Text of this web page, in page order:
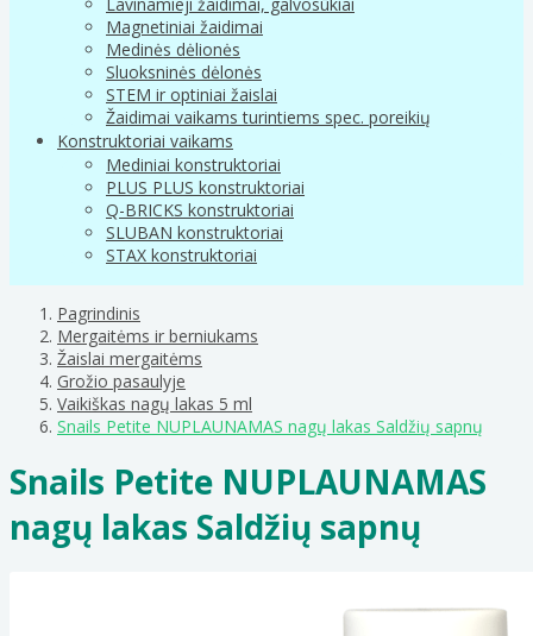
Magnetiniai žaidimai
Medinės dėlionės
Sluoksninės dėlonės
STEM ir optiniai žaislai
Žaidimai vaikams turintiems spec. poreikių
Konstruktoriai vaikams
Mediniai konstruktoriai
PLUS PLUS konstruktoriai
Q-BRICKS konstruktoriai
SLUBAN konstruktoriai
STAX konstruktoriai
Pagrindinis
Mergaitėms ir berniukams
Žaislai mergaitėms
Grožio pasaulyje
Vaikiškas nagų lakas 5 ml
Snails Petite NUPLAUNAMAS nagų lakas Saldžių sapnų
Snails Petite NUPLAUNAMAS
nagų lakas Saldžių sapnų